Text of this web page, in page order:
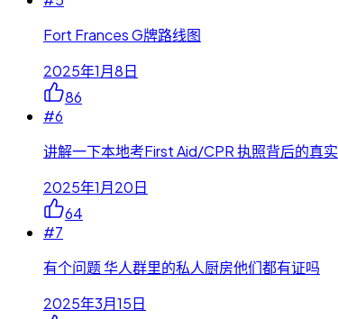
Fort Frances G牌路线图
2025年1月8日
86
#6
讲解一下本地考First Aid/CPR 执照背后的真实
2025年1月20日
64
#7
有个问题 华人群里的私人厨房他们都有证吗
2025年3月15日